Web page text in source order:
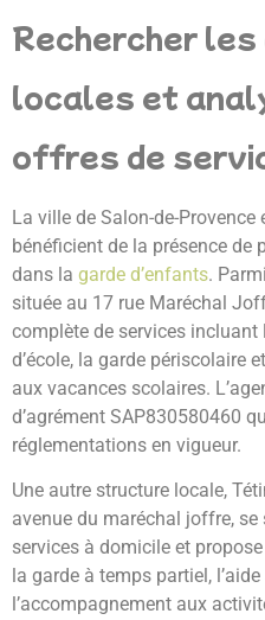
Rechercher les
locales et
offres de
La ville de Salon-de-
bénéficient de la présence de
dans la garde d’enfants.
située au 17 rue Maréchal
complète de services
d’école, la garde périscolaire
aux vacances scolaires.
d’agrément SAP830580460
réglementations en vigueur.
Une autre structure locale,
avenue du maréchal joffre,
services à domicile et
la garde à temps partiel,
l’accompagnement aux